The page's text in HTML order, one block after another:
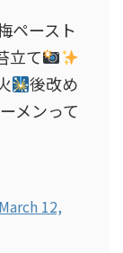
ペースト
立て
後改め
メンって
March 12,